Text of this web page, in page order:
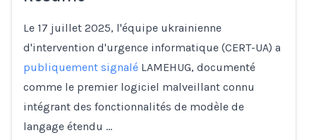
Le 17 juillet 2025, l'équipe ukrainienne
d'intervention d'urgence informatique (CERT-UA) a
publiquement signalé LAMEHUG, documenté
comme le premier logiciel malveillant connu
intégrant des fonctionnalités de modèle de
langage étendu …